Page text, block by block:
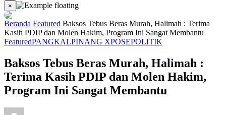
×
Beranda Featured Baksos Tebus Beras Murah, Halimah : Terima
Kasih PDIP dan Molen Hakim, Program Ini Sangat Membantu
FeaturedPANGKALPINANG XPOSEPOLITIK
Baksos Tebus Beras Murah, Halimah :
Terima Kasih PDIP dan Molen Hakim,
Program Ini Sangat Membantu